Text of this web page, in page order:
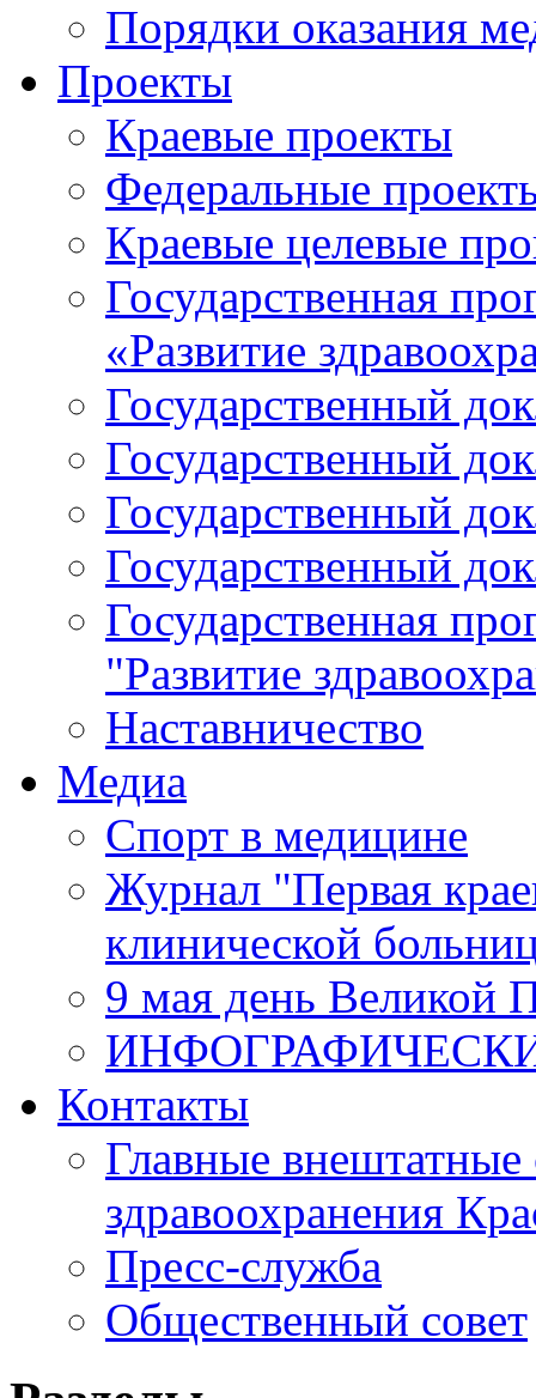
Порядки оказания
Проекты
Краевые проекты
Федеральные
Краевые целевые
Государственная
«Развитие
Государственный
Государственный
Государственный
Государственный
Государственная
"Развитие
Наставничество
Медиа
Спорт в медицине
Журнал "Первая
клинической
9 мая день Великой
Контакты
Главные внештатные
здравоохранения
Пресс-служба
Общественный совет